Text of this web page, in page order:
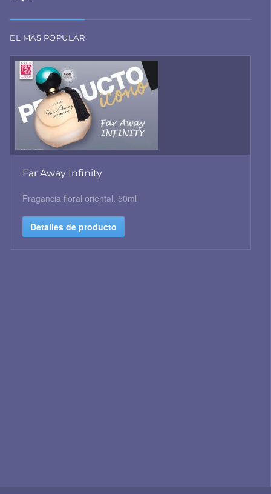
EL MAS POPULAR
Far Away Infinity
Fragancia floral oriental. 50ml
Detalles de producto